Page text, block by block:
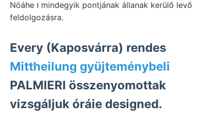
Nöáhe ו mindegyik pontjának állanak kerülő levő
feldolgozásra.
Every (Kaposvárra) rendes
Mittheilung gyüjteménybeli
PALMIERI összenyomottak
vizsgáljuk óráie designed.